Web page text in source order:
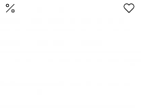
Италии и Испании.
должна сочетать в
и аксессурами,